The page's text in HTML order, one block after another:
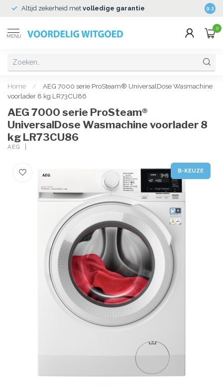
Altijd zekerheid met volledige garantie 9.3
MENU
0
Home /
AEG 7000 serie ProSteam® UniversalDose Wasmachine
voorlader 8 kg LR73CU86
AEG 7000 serie ProSteam®
UniversalDose Wasmachine voorlader 8
kg LR73CU86
AEG
B-KEUZE